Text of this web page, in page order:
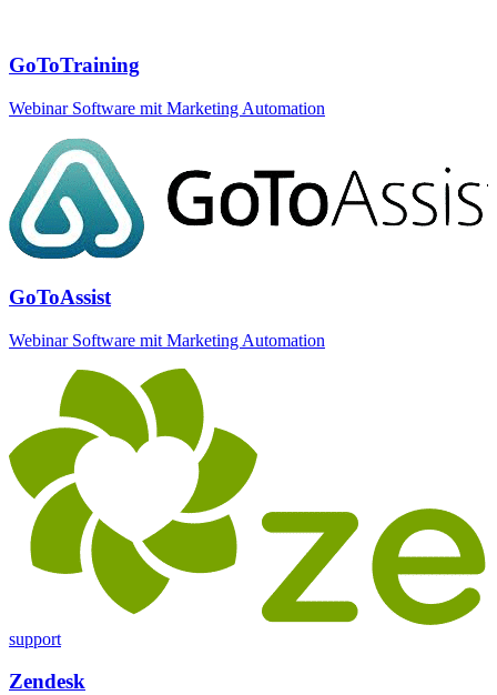
GoToTraining
Webinar Software mit Marketing Automation
GoToAssist
Webinar Software mit Marketing Automation
support
Zendesk